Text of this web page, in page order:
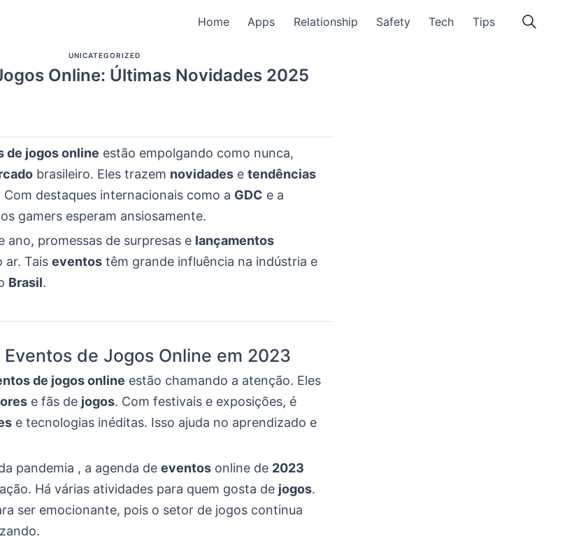
Home Apps Relationship Safety Tech Tips
UNICATEGORIZED
Online: Últimas Novidades 2025
de jogos online estão empolgando como nunca,
brasileiro. Eles trazem novidades e tendências
Com destaques internacionais como a GDC e a
gamers esperam ansiosamente.
ano, promessas de surpresas e lançamentos
ar. Tais eventos têm grande influência na indústria e
Brasil.
de Jogos Online em 2023
de jogos online estão chamando a atenção. Eles
e fãs de jogos. Com festivais e exposições, é
e tecnologias inéditas. Isso ajuda no aprendizado e
pandemia , a agenda de eventos online de 2023
Há várias atividades para quem gosta de jogos.
ser emocionante, pois o setor de jogos continua